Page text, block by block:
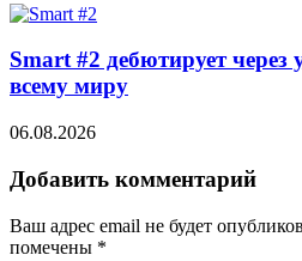
Smart #2 дебютирует
всему миру
06.08.2026
Добавить комментарий
Ваш адрес email не будет
помечены *